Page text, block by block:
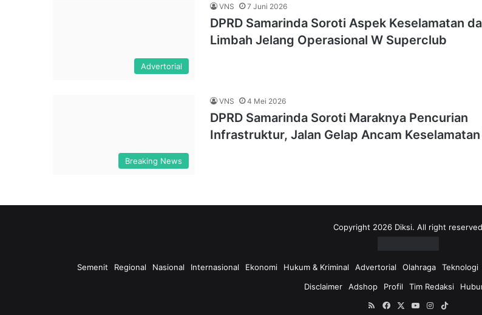
Advertorial
VNS 7 Juni 2026
DPRD Samarinda Soroti Aspek Keselamatan
Limbah Jelang Operasional W Superclub
Breaking News
VNS 4 Mei 2026
DPRD Samarinda Soroti Maraknya Pencurian
Infrastruktur, Jalan Gelap Ancam
Copyright 2026 Diksi. All right reserved
Semenit Regional Nasional Internasional Ekonomi Hukum & Kriminal Advertorial Olahraga Teknologi
Disclaimer
Adshop Profil Tim Redaksi
RSSFacebookYouTubeInstagram
TikTok